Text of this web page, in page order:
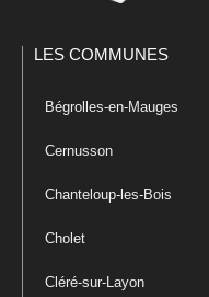
LES COMMUNES
Bégrolles-en-Mauges
Cernusson
Chanteloup-les-Bois
Cholet
Cléré-sur-Layon